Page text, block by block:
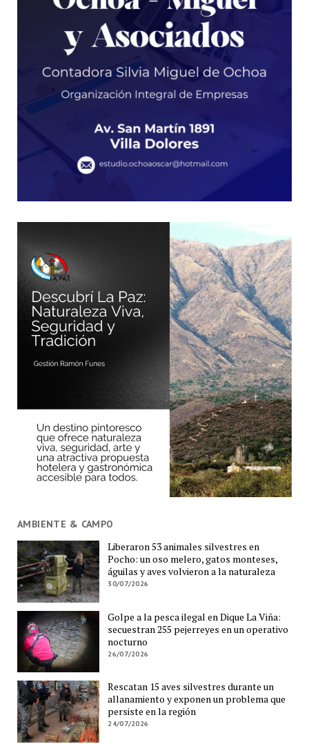
AMBIENTE & CAMPO
Liberaron 53 animales silvestres en
Pocho: un oso melero, gatos monteses,
águilas y aves volvieron a la naturaleza
30/07/2026
Golpe a la pesca ilegal en Dique La Viña:
secuestran 255 pejerreyes en un operativo
nocturno
26/07/2026
Rescatan 15 aves silvestres durante un
allanamiento y exponen un problema que
persiste en la región
24/07/2026